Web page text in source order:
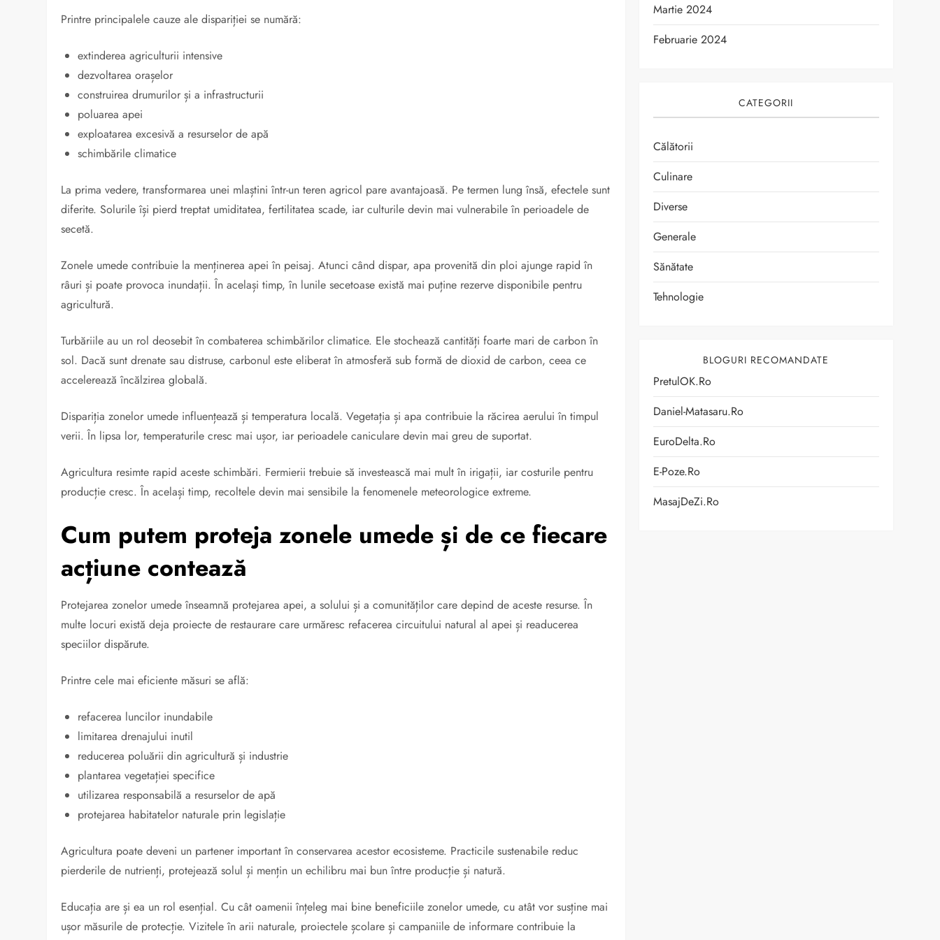
Printre principalele cauze ale dispariției se numără:
extinderea agriculturii intensive
dezvoltarea orașelor
construirea drumurilor și a infrastructurii
poluarea apei
exploatarea excesivă a resurselor de apă
schimbările climatice
La prima vedere, transformarea unei mlaștini într-un teren agricol pare avantajoasă. Pe termen lung însă, efectele sunt
diferite. Solurile își pierd treptat umiditatea, fertilitatea scade, iar culturile devin mai vulnerabile în perioadele de
secetă.
Zonele umede contribuie la menținerea apei în peisaj. Atunci când dispar, apa provenită din ploi ajunge rapid în
râuri și poate provoca inundații. În același timp, în lunile secetoase există mai puține rezerve disponibile pentru
agricultură.
Turbăriile au un rol deosebit în combaterea schimbărilor climatice. Ele stochează cantități foarte mari de carbon în
sol. Dacă sunt drenate sau distruse, carbonul este eliberat în atmosferă sub formă de dioxid de carbon, ceea ce
accelerează încălzirea globală.
Dispariția zonelor umede influențează și temperatura locală. Vegetația și apa contribuie la răcirea aerului în timpul
verii. În lipsa lor, temperaturile cresc mai ușor, iar perioadele caniculare devin mai greu de suportat.
Agricultura resimte rapid aceste schimbări. Fermierii trebuie să investească mai mult în irigații, iar costurile pentru
producție cresc. În același timp, recoltele devin mai sensibile la fenomenele meteorologice extreme.
Cum putem proteja zonele umede și de ce fiecare
acțiune contează
Protejarea zonelor umede înseamnă protejarea apei, a solului și a comunităților care depind de aceste resurse. În
multe locuri există deja proiecte de restaurare care urmăresc refacerea circuitului natural al apei și readucerea
speciilor dispărute.
Printre cele mai eficiente măsuri se află:
refacerea luncilor inundabile
limitarea drenajului inutil
reducerea poluării din agricultură și industrie
plantarea vegetației specifice
utilizarea responsabilă a resurselor de apă
protejarea habitatelor naturale prin legislație
Agricultura poate deveni un partener important în conservarea acestor ecosisteme. Practicile sustenabile reduc
pierderile de nutrienți, protejează solul și mențin un echilibru mai bun între producție și natură.
Educația are și ea un rol esențial. Cu cât oamenii înțeleg mai bine beneficiile zonelor umede, cu atât vor susține mai
ușor măsurile de protecție. Vizitele în arii naturale, proiectele școlare și campaniile de informare contribuie la
Martie 2024
Februarie 2024
CATEGORII
Călătorii
Culinare
Diverse
Generale
Sănătate
Tehnologie
BLOGURI RECOMANDATE
PretulOK.ro
Daniel-Matasaru.ro
EuroDelta.ro
E-Poze.ro
MasajDeZi.ro